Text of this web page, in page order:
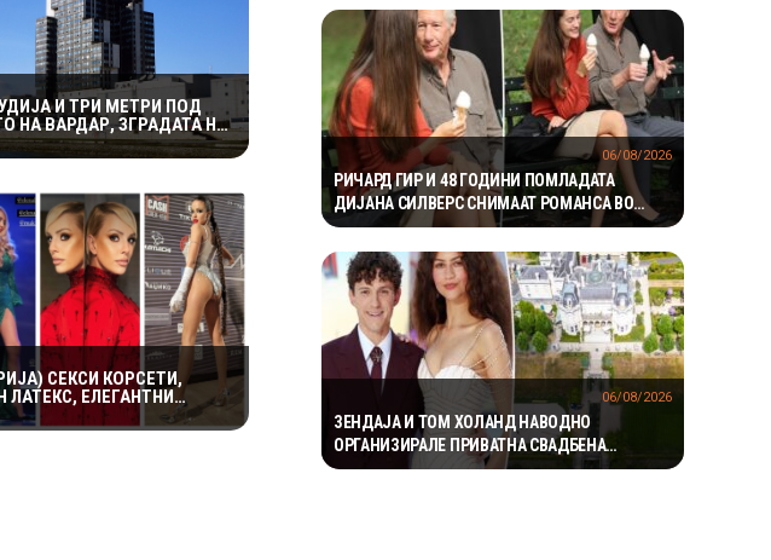
И ТРИ МЕТРИ ПОД
НА ВАРДАР, ЗГРАДАТА НА
МЕЃУ НАЈУБАВИТЕ ВО
СЕКСИ КОРСЕТИ,
ЛАТЕКС, ЕЛЕГАНТНИ
ПЕСНИТЕ ПРОСЕЧНИ
МОДАТА НЕ ПОТФРЛИ
РИЧАРД ГИР И 48 ГОДИНИ ПОМЛАДАТА
ДИЈАНА СИЛВЕРС СНИМААТ РОМАНСА ВО
ЊУЈОРК
06/08/2026
ЗЕНДАЈА И ТОМ ХОЛАНД НАВОДНО
ОРГАНИЗИРАЛЕ ПРИВАТНА СВАДБЕНА
ПРОСЛАВА ВО АНГЛИЈА, ОТКАКО ТАЈНО СЕ
06/08/2026